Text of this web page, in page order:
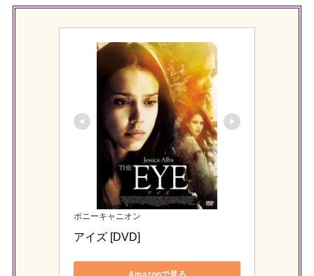
ポニーキャニオン
アイズ [DVD]